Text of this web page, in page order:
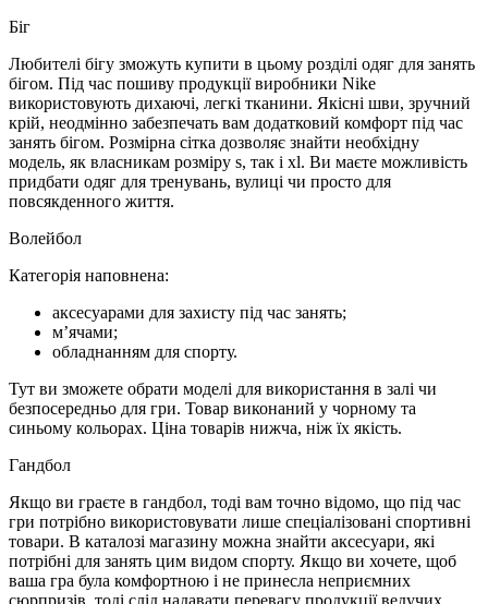
Біг
Любителі бігу зможуть купити в цьому розділі одяг для занять
бігом. Під час пошиву продукції виробники Nike
використовують дихаючі, легкі тканини. Якісні шви, зручний
крій, неодмінно забезпечать вам додатковий комфорт під час
занять бігом. Розмірна сітка дозволяє знайти необхідну
модель, як власникам розміру s, так і xl. Ви маєте можливість
придбати одяг для тренувань, вулиці чи просто для
повсякденного життя.
Волейбол
Категорія наповнена:
аксесуарами для захисту під час занять;
м’ячами;
обладнанням для спорту.
Тут ви зможете обрати моделі для використання в залі чи
безпосередньо для гри. Товар виконаний у чорному та
синьому кольорах. Ціна товарів нижча, ніж їх якість.
Гандбол
Якщо ви граєте в гандбол, тоді вам точно відомо, що під час
гри потрібно використовувати лише спеціалізовані спортивні
товари. В каталозі магазину можна знайти аксесуари, які
потрібні для занять цим видом спорту. Якщо ви хочете, щоб
ваша гра була комфортною і не принесла неприємних
сюрпризів, тоді слід надавати перевагу продукції ведучих